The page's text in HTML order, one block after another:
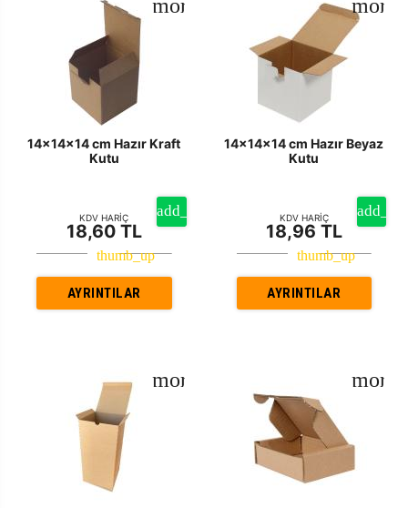
14x14x14 cm Hazır Kraft
Kutu
KDV HARİÇ
18,60 TL
AYRINTILAR
14x14x14 cm Hazır Beyaz
Kutu
KDV HARİÇ
18,96 TL
AYRINTILAR